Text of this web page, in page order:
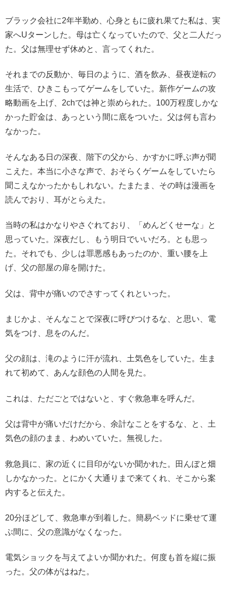
ブラック会社に2年半勤め、心身ともに疲れ果てた私は、実
家へUターンした。母は亡くなっていたので、父と二人だっ
た。父は無理せず休めと、言ってくれた。
それまでの反動か、毎日のように、酒を飲み、昼夜逆転の
生活で、ひきこもってゲームをしていた。新作ゲームの攻
略動画を上げ、2chでは神と崇められた。100万程度しかな
かった貯金は、あっという間に底をついた。父は何も言わ
なかった。
そんなある日の深夜、階下の父から、かすかに呼ぶ声が聞
こえた。本当に小さな声で、おそらくゲームをしていたら
聞こえなかったかもしれない。たまたま、その時は漫画を
読んでおり、耳がとらえた。
当時の私はかなりやさぐれており、「めんどくせーな」と
思っていた。深夜だし、もう明日でいいだろ。とも思っ
た。それでも、少しは罪悪感もあったのか、重い腰を上
げ、父の部屋の扉を開けた。
父は、背中が痛いのでさすってくれといった。
まじかよ、そんなことで深夜に呼びつけるな、と思い、電
気をつけ、息をのんだ。
父の顔は、滝のように汗が流れ、土気色をしていた。生ま
れて初めて、あんな顔色の人間を見た。
これは、ただごとではないと、すぐ救急車を呼んだ。
父は背中が痛いだけだから、余計なことをするな、と、土
気色の顔のまま、わめいていた。無視した。
救急員に、家の近くに目印がないか聞かれた。田んぼと畑
しかなかった。とにかく大通りまで来てくれ、そこから案
内すると伝えた。
20分ほどして、救急車が到着した。簡易ベッドに乗せて運
ぶ間に、父の意識がなくなった。
電気ショックを与えてよいか聞かれた。何度も首を縦に振
った。父の体がはねた。